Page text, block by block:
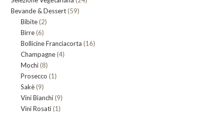
Bevande & Dessert 5959
Bibite 22
Birre 66
prodotti
Bollicine Franciacorta 1616
Champagne 44
Mochi 88
prodotti
Prosecco 11
Sakè 99
prodotti
Vini Bianchi 99
Vini Rosati 11